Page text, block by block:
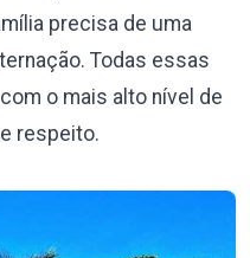
precisa de uma
Todas essas
o mais alto nível de
respeito.